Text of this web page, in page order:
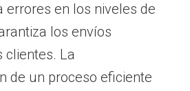
errores en los niveles de
los envíos
clientes. La
de un proceso eficiente